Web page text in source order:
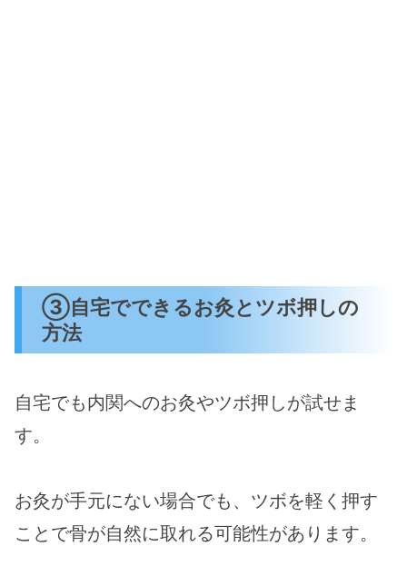
③自宅でできるお灸とツボ押しの
方法
自宅でも内関へのお灸やツボ押しが試せま
す。
お灸が手元にない場合でも、ツボを軽く押す
ことで骨が自然に取れる可能性があります​。